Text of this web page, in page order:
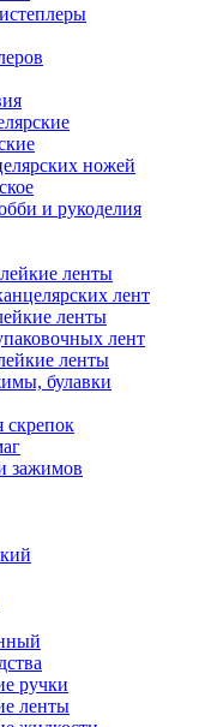
ножей
и рукоделия
ленты
лент
ленты
лент
ленты
булавки
скрепок
зажимов
ручки
ленты